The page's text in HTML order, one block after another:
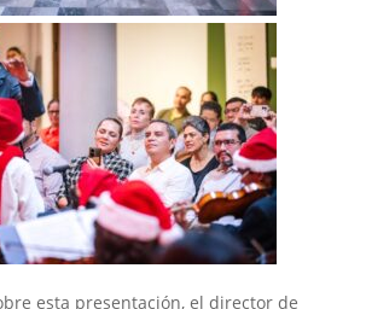
esta presentación, el director de